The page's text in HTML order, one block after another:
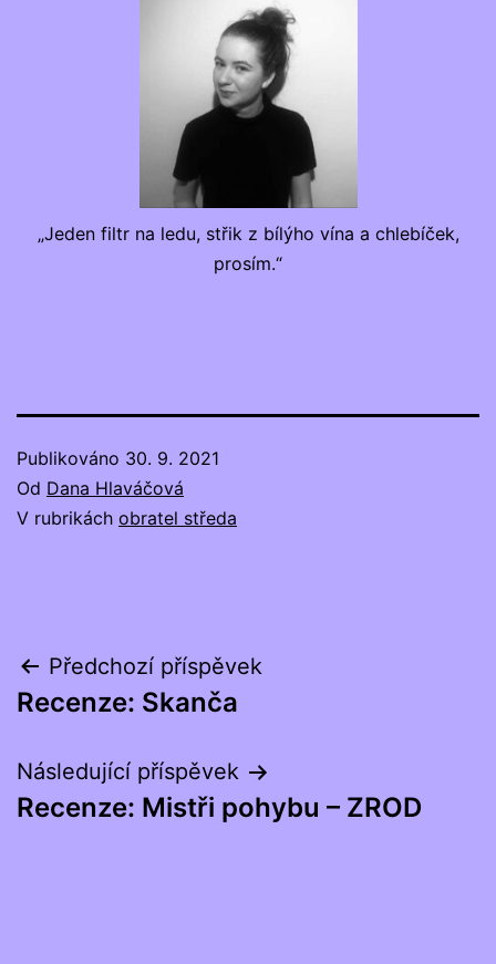
„Jeden filtr na ledu, střik z bílýho vína a chlebíček,
prosím.“
Publikováno 30. 9. 2021
Od Dana Hlaváčová
V rubrikách obratel středa
Navigace
pro
příspěvek
Předchozí příspěvek
Recenze: Skanča
Následující příspěvek
Recenze: Mistři pohybu – ZROD